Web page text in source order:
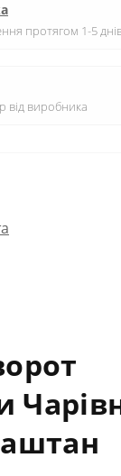
протягом 1-5
від виробника